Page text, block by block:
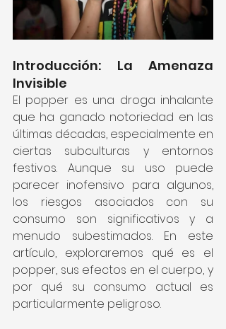
Introducción: La Amenaza
Invisible
El popper es una droga inhalante
que ha ganado notoriedad en las
últimas décadas, especialmente en
ciertas subculturas y entornos
festivos. Aunque su uso puede
parecer inofensivo para algunos,
los riesgos asociados con su
consumo son significativos y a
menudo subestimados. En este
artículo, exploraremos qué es el
popper, sus efectos en el cuerpo, y
por qué su consumo actual es
particularmente peligroso.